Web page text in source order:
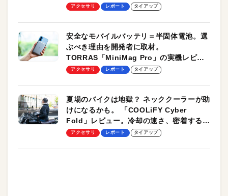
のモバイルユースに最適！
アクセサリ レポート タイアップ
安全なモバイルバッテリ＝半固体電池。選
ぶべき理由を開発者に取材。
TORRAS「MiniMag Pro」の実機レビュ
ーも
アクセサリ レポート タイアップ
夏場のバイクは地獄？ ネッククーラーが助
けになるかも。 「COOLiFY Cyber
Fold」レビュー。冷却の速さ、密着する冷
却プレート、シンプルな操作性がグッド！
アクセサリ レポート タイアップ